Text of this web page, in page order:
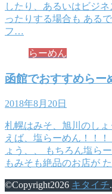
したり、あるいはビジ
ったりする場合も ある
フ…
らーめん
函館でおすすめらー
2018年8月20日
札幌はみそ、旭川のし
えば、塩らーめん！！
ょう、、 もちろん塩ら
もみそも絶品のお店が
©Copyright2026 キタイチ